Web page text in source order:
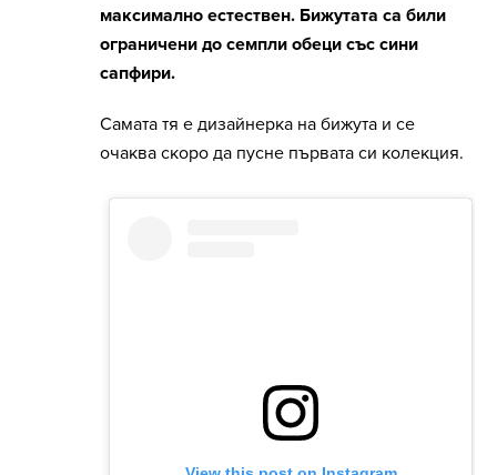
максимално естествен. Бижутата са били
ограничени до семпли обеци със сини
сапфири.
Самата тя е дизайнерка на бижута и се
очаква скоро да пусне първата си колекция.